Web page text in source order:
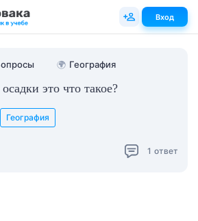
🌍 География
это что такое?
География
1 ответ
Вход